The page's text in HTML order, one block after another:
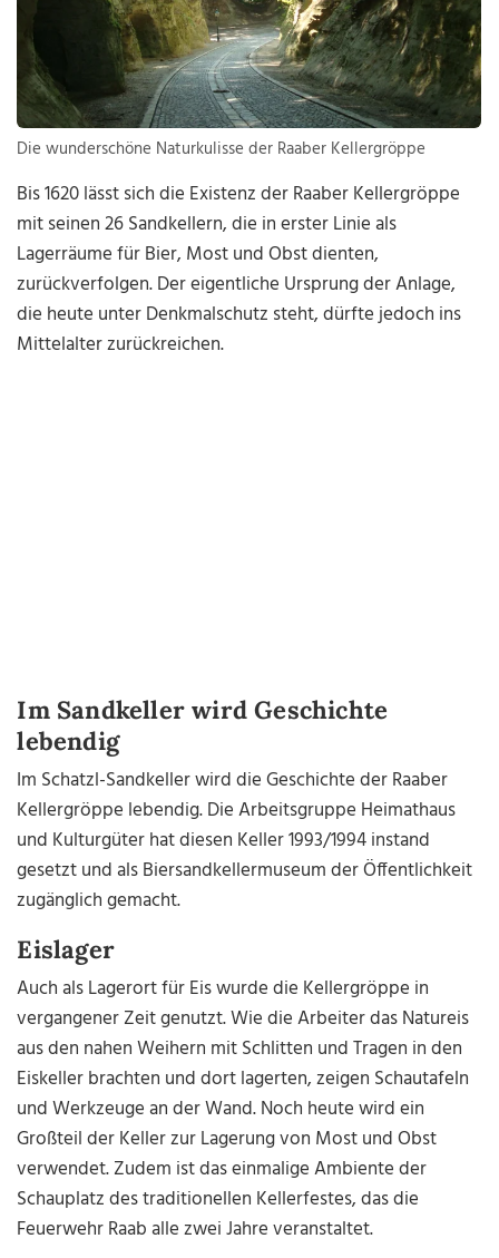
Die wunderschöne Naturkulisse der Raaber Kellergröppe
Bis 1620 lässt sich die Existenz der Raaber Kellergröppe
mit seinen 26 Sandkellern, die in erster Linie als
Lagerräume für Bier, Most und Obst dienten,
zurückverfolgen. Der eigentliche Ursprung der Anlage,
die heute unter Denkmalschutz steht, dürfte jedoch ins
Mittelalter zurückreichen.
Im Sandkeller wird Geschichte
lebendig
Im Schatzl-Sandkeller wird die Geschichte der Raaber
Kellergröppe lebendig. Die Arbeitsgruppe Heimathaus
und Kulturgüter hat diesen Keller 1993/1994 instand
gesetzt und als Biersandkellermuseum der Öffentlichkeit
zugänglich gemacht.
Eislager
Auch als Lagerort für Eis wurde die Kellergröppe in
vergangener Zeit genutzt. Wie die Arbeiter das Natureis
aus den nahen Weihern mit Schlitten und Tragen in den
Eiskeller brachten und dort lagerten, zeigen Schautafeln
und Werkzeuge an der Wand. Noch heute wird ein
Großteil der Keller zur Lagerung von Most und Obst
verwendet. Zudem ist das einmalige Ambiente der
Schauplatz des traditionellen Kellerfestes, das die
Feuerwehr Raab alle zwei Jahre veranstaltet.